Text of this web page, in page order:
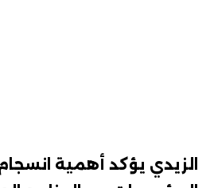
الزيدي يؤكد أهمية